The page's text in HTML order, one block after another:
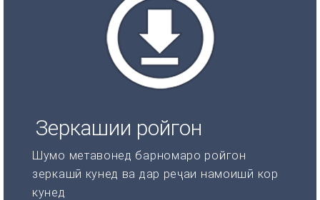
Зеркашии ройгон
Шумо метавонед барномаро ройгон
зеркашӣ кунед ва дар реҷаи намоишӣ кор
кунед